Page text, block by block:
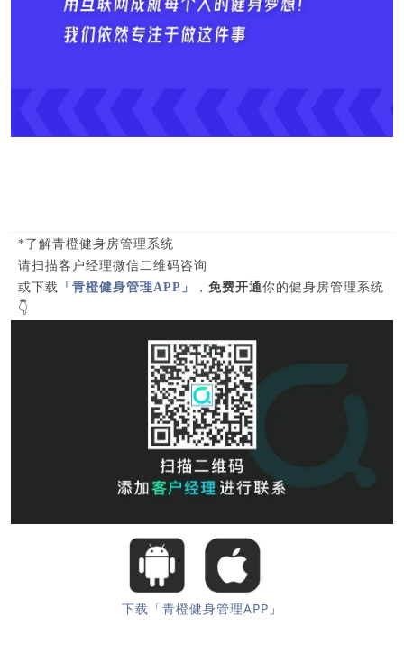
*了解青橙健身房管理系统
请扫描客户经理微信二维码咨询
或下载 「青橙健身管理APP」 ， 免费开通你的健身房管理系统
👇
下载「青橙健身管理APP 」